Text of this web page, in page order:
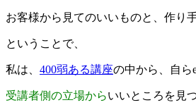
お客様から見てのいいものと、作り
ということで、
私は、 400弱ある講座の中から、自ら
受講者側の立場からいいところを見